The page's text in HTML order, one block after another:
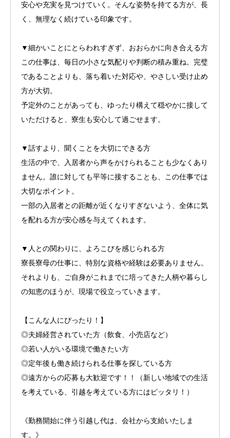
安心や充実を見つけていく。そんな姿勢を持てる方が、長
く、無理なく続けている印象です。
▼細かいことにとらわれすぎず、おおらかに向き合える方
この仕事は、毎日の小さな気配りや判断の積み重ね。完璧
であることよりも、落ち着いた対応や、やさしい受け止め
方が大切。
予定外のことがあっても、ゆったり構えて穏やかに接して
いただけると、寮生も安心して過ごせます。
▼話すより、聞くことを大切にできる方
生活の中で、入居者から声をかけられることも少なくあり
ません。誰に対しても平等に接することも、この仕事では
大切なポイント。
一部の入居者との距離が近くなりすぎないよう、全体に気
を配れる方が安心感を与えてくれます。
▼人との関わりに、よろこびを感じられる方
寮長寮母の仕事に、特別な資格や経験は必要ありません。
それよりも、ご自身がこれまでに培ってきた人柄や暮らし
の知恵のほうが、現場で役立っていきます。
【こんな人にぴったり！】
◎夫婦経営されていた方（飲食、小売店など）
◎若い人がいる環境で働きたい方
◎定年後も働き続けられる仕事を探している方
◎遠方からの応募も大歓迎です！！（新しい地域での生活
を考えている、引越を考えている方にはピッタリ！）
《勤務開始に伴う引越し代は、会社から支給いたしま
す。》